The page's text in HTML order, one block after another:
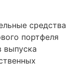
средства
портфеля
выпуска